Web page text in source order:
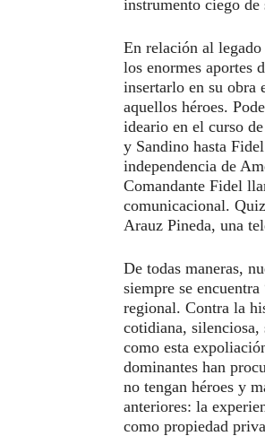
instrumento ciego de
En relación al
los enormes aportes
insertarlo en su obra
aquellos héroes.
ideario en el curso
y Sandino hasta
independencia de
Comandante Fidel
comunicacional.
Arauz Pineda, una
De todas maneras,
siempre se
regional. Contra la
cotidiana,
como esta
dominantes han
no tengan héroes y
anteriores: la
como propiedad